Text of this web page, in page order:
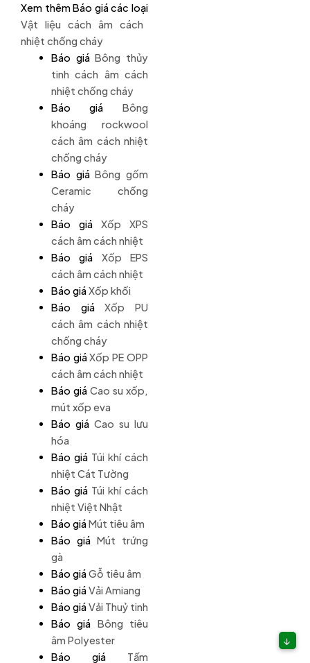
Xem thêm Báo giá các loại
Vật liệu cách âm cách
nhiệt chống cháy
Báo giáBông thủy
tinh cách âm cách
nhiệt chống cháy
Báo giá Bông
khoáng rockwool
cách âm cách nhiệt
chống cháy
Báo giáBông gốm
Ceramic chống
cháy
Báo giáXốp XPS
cách âm cách nhiệt
Báo giá Xốp EPS
cách âm cách nhiệt
Báo giáXốp khối
Báo giáXốp PU
cách âm cách nhiệt
chống cháy
Báo giáXốp PE OPP
cách âm cách nhiệt
Báo giáCao su xốp,
mút xốp eva
Báo giáCao su lưu
hóa
Báo giáTúi khí cách
nhiệt Cát Tường
Báo giáTúi khí cách
nhiệt Việt Nhật
Báo giáMút tiêu âm
Báo giáMút trứng
gà
Báo giáGỗ tiêu âm
Báo giáVải Amiang
Báo giáVải Thuỷ tinh
Báo giá Bông tiêu
âm Polyester
Báo giáTấm
↓